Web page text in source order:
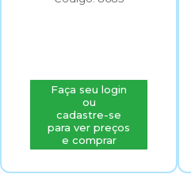
Faça seu login
ou
cadastre-se
para ver preços
e comprar